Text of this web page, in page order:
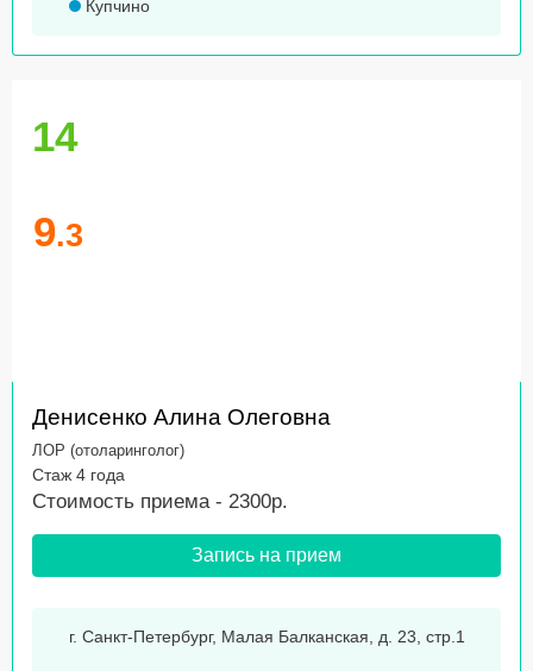
Купчино
14
9.3
Денисенко Алина Олеговна
ЛОР (отоларинголог)
Стаж 4 года
Стоимость приема - 2300р.
Запись на прием
г. Санкт-Петербург, Малая Балканская, д. 23, стр.1